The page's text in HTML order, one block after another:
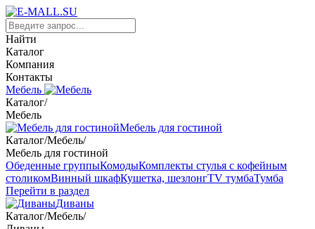
Найти
Каталог
Компания
Контакты
Мебель
Каталог/
Мебель
Мебель для гостиной
Каталог/Мебель/
Мебель для гостиной
Обеденные группыКомодыКомплекты стулья с кофейным
столикомВинный шкафКушетка, шезлонгTV тумбаТумба
Перейти в раздел
Диваны
Каталог/Мебель/